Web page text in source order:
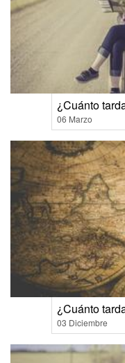
¿Cuánto
06 Marzo
¿Cuánto
03 Diciembre